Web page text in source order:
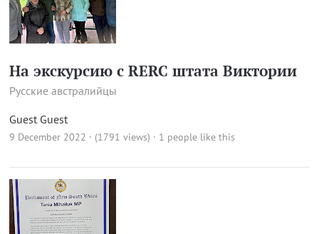
На экскурсию c RERC штата Виктории
Русские австралийцы
Guest Guest
9 December 2022 · (1791 views) · 1 people like this